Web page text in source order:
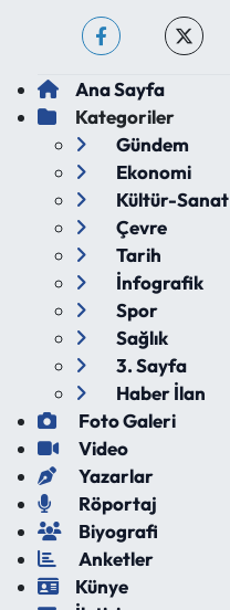
Ana Sayfa
Kategoriler
Gündem
Ekonomi
Kültür-Sanat
Çevre
Tarih
İnfografik
Spor
Sağlık
3. Sayfa
Haber İlan
Foto Galeri
Video
Yazarlar
Röportaj
Biyografi
Anketler
Künye